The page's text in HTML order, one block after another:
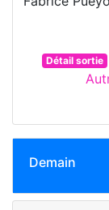
Détail sortie
Demain